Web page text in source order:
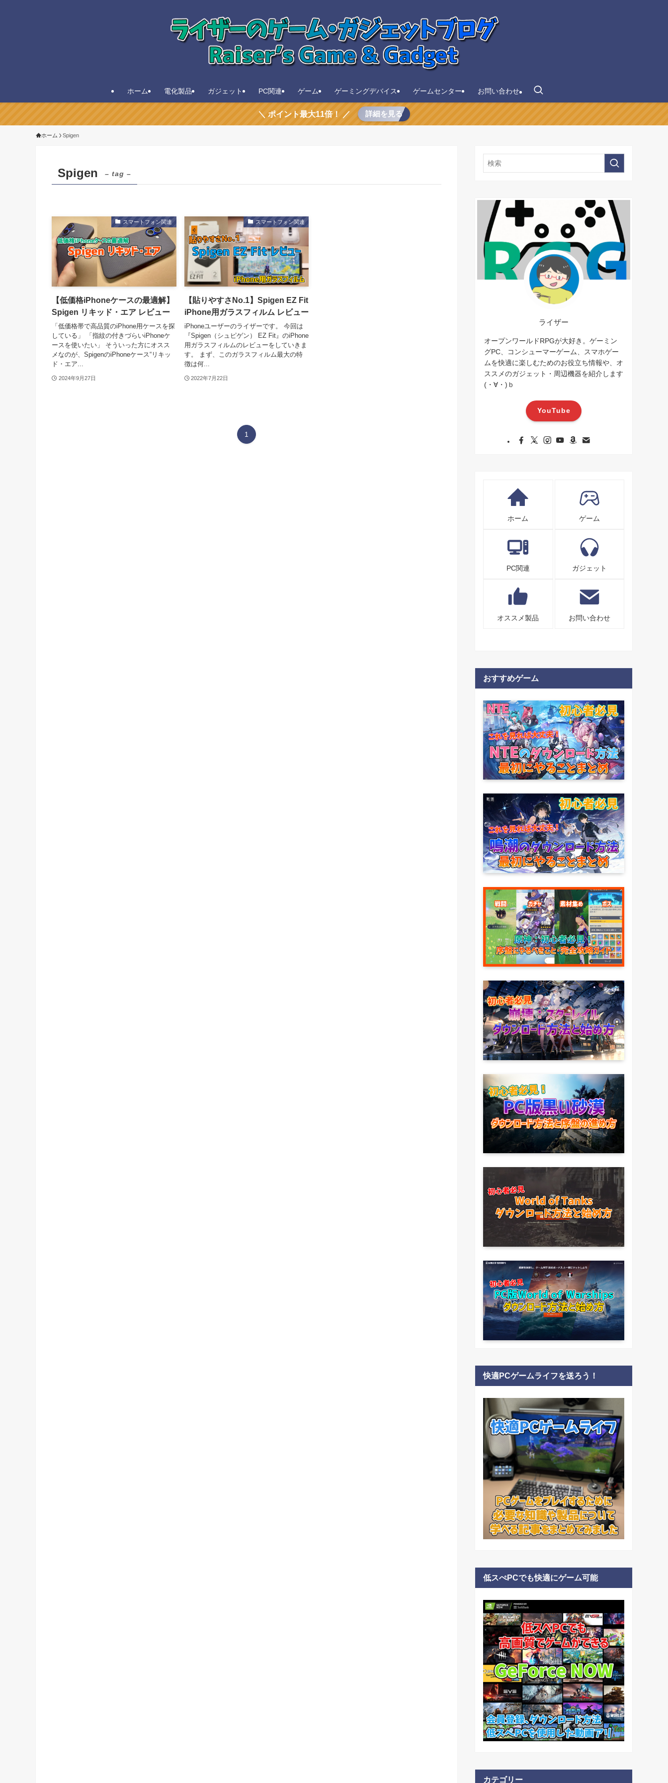
ホーム 電化製品 ガジェット PC関連 ゲーム ゲーミングデバイス ゲームセンター お問い合わせ
＼ ポイント最大11倍！ ／ 詳細を見る
ホーム Spigen
Spigen – tag –
スマートフォン関連
【低価格iPhoneケースの最適解】
Spigen リキッド・エア レビュー
「低価格帯で高品質のiPhone用ケースを探
している」 「指紋の付きづらいiPhoneケ
ースを使いたい」 そういった方にオスス
メなのが、SpigenのiPhoneケース“リキッ
ド・エア...
2024年9月27日
スマートフォン関連
【貼りやすさNo.1】Spigen EZ Fit
iPhone用ガラスフィルム レビュー
iPhoneユーザーのライザーです。 今回は
『Spigen（シュピゲン） EZ Fit』のiPhone
用ガラスフィルムのレビューをしていきま
す。 まず、このガラスフィルム最大の特
徴は何...
2022年7月22日
1
ライザー
オープンワールドRPGが大好き。ゲーミン
グPC、コンシューマーゲーム、スマホゲー
ムを快適に楽しむためのお役立ち情報や、オ
ススメのガジェット・周辺機器を紹介します
(・∀・)ｂ
YouTube
ホーム ゲーム
PC関連 ガジェット
オススメ製品 お問い合わせ
おすすめゲーム
快適PCゲームライフを送ろう！
低スぺPCでも快適にゲーム可能
カテゴリー